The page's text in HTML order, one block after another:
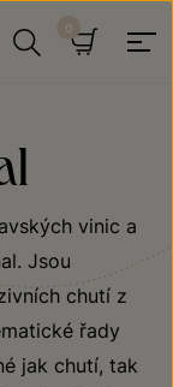
vinic a
Jsou
chutí z
řady
jak chutí, tak